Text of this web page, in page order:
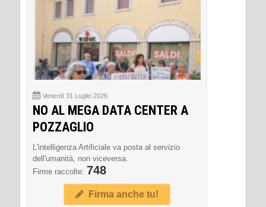
Venerdì 31 Luglio 2026
NO AL MEGA DATA CENTER A
POZZAGLIO
L'intelligenza Artificiale va posta al servizio
dell'umanità, non viceversa.
Firme raccolte: 748
Firma anche tu!